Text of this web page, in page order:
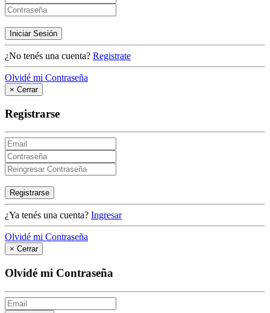
Iniciar Sesión
¿No tenés una cuenta? Registrate
Olvidé mi Contraseña
× Cerrar
Registrarse
Registrarse
¿Ya tenés una cuenta? Ingresar
Olvidé mi Contraseña
× Cerrar
Olvidé mi Contraseña